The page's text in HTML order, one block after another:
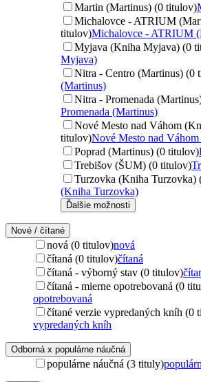
Martin (Martinus) (0 titulov)
Michalovce - ATRIUM
titulov)Michalovce - ATRIUM
Myjava (Kniha Myjava) (0
Myjava)
Nitra - Centro (Martinus) (0
(Martinus)
Nitra - Promenada
Promenada (Martinus)
Nové Mesto nad Váhom
titulov)Nové Mesto nad
Poprad (Martinus) (0 titulov)
Trebišov (ŠUM) (0 titulov)
Turzovka (Kniha Turzovka)
(Kniha Turzovka)
Ďalšie možnosti
Nové / čítané
nová (0 titulov)nová
čítaná (0 titulov)čítaná
čítaná - výborný stav (0 titulov)
čítaná - mierne opotrebovaná (0
opotrebovaná
čítané verzie vypredaných kníh (0
vypredaných kníh
Odborná x populárne náučná
populárne náučná (3 tituly)